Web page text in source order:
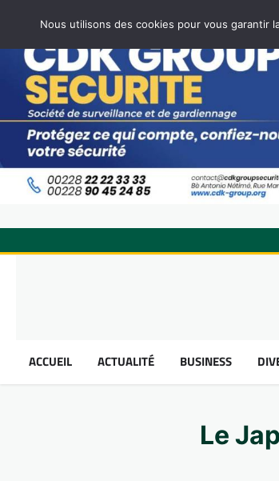
ACCUEIL ACTUALITÉ BUSINESS
Le
Nous utilisons des cookies pour vous garantir